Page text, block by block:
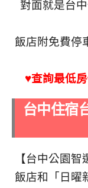
對面就是台
飯店附免費停
♥查詢最低
台中住宿
【台中公園
飯店和「日曜